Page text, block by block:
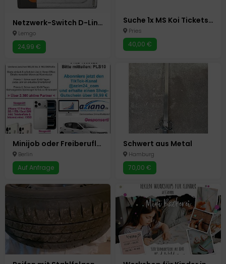
Netzwerk-Switch D-Link DES-1005D 5-Port 10/100 Fast Ethernet
Lemgo
24,99 €
Suche 1x MS Koi Tickets 26.06.2025
Pries
40,00 €
Minijob oder Freiberufler Homeoffice Online-Business eBay amazon
Berlin
Auf Anfrage
Schwert aus Metal
Hamburg
70,00 €